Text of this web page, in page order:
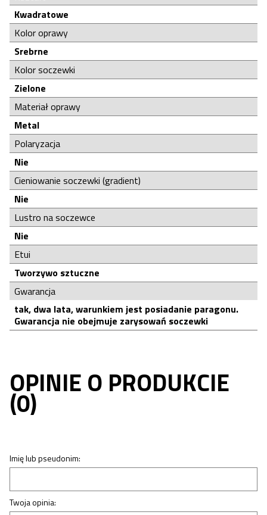
Kwadratowe
Kolor oprawy
Srebrne
Kolor soczewki
Zielone
Materiał oprawy
Metal
Polaryzacja
Nie
Cieniowanie soczewki (gradient)
Nie
Lustro na soczewce
Nie
Etui
Tworzywo sztuczne
Gwarancja
tak, dwa lata, warunkiem jest posiadanie paragonu.
Gwarancja nie obejmuje zarysowań soczewki
OPINIE O PRODUKCIE
(0)
Imię lub pseudonim:
Twoja opinia: